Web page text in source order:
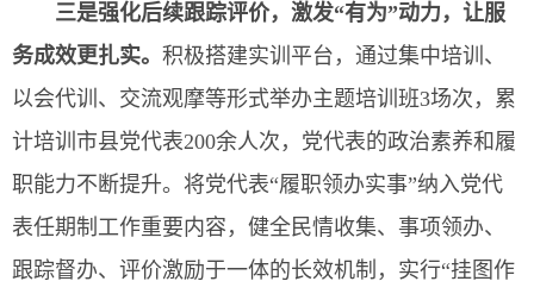
三是强化后续跟踪评价，激发“有为”动力，让服
务成效更扎实。 积极搭建实训平台，通过集中培训、
以会代训、交流观摩等形式举办主题培训班3场次，累
计培训市县党代表200余人次，党代表的政治素养和履
职能力不断提升。将党代表“履职领办实事”纳入党代
表任期制工作重要内容，健全民情收集、事项领办、
跟踪督办、评价激励于一体的长效机制，实行“挂图作